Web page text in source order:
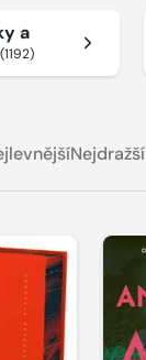
a
(1192)
Nejdražší